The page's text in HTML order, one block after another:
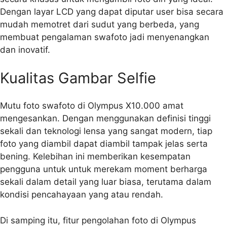
Dengan layar LCD yang dapat diputar user bisa secara
mudah memotret dari sudut yang berbeda, yang
membuat pengalaman swafoto jadi menyenangkan
dan inovatif.
Kualitas Gambar Selfie
Mutu foto swafoto di Olympus X10.000 amat
mengesankan. Dengan menggunakan definisi tinggi
sekali dan teknologi lensa yang sangat modern, tiap
foto yang diambil dapat diambil tampak jelas serta
bening. Kelebihan ini memberikan kesempatan
pengguna untuk untuk merekam moment berharga
sekali dalam detail yang luar biasa, terutama dalam
kondisi pencahayaan yang atau rendah.
Di samping itu, fitur pengolahan foto di Olympus